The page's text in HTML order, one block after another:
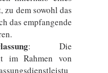
zu dem sowohl das
das empfangende
: Die
im Rahmen von